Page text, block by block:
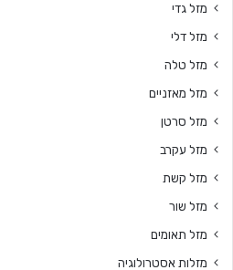
מזל גדי
מזל דלי
מזל טלה
מזל מאזניים
מזל סרטן
מזל עקרב
מזל קשת
מזל שור
מזל תאומים
מזלות אסטרולוגיה